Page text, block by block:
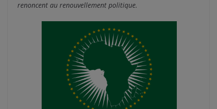
renoncent au renouvellement politique.